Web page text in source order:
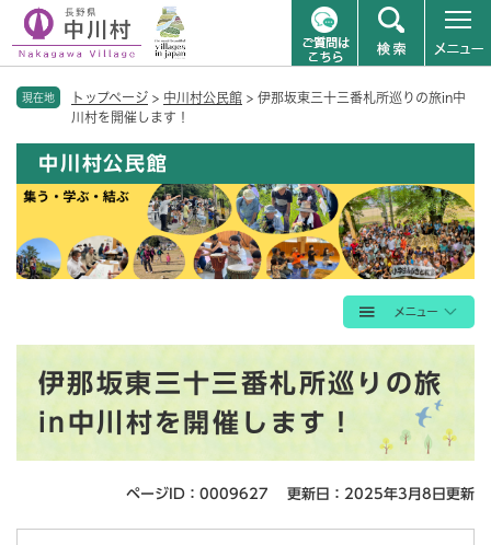
現在地 トップページ > 中川村公民館 > 伊那坂東三十三番札所巡りの旅in中
川村を開催します！
中川村公民館
伊那坂東三十三番札所巡りの旅
in中川村を開催します！
ページID：0009627 更新日：2025年3月8日更新